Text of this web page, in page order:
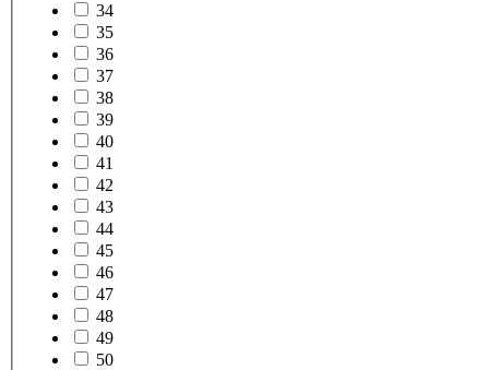
34
35
36
37
38
39
40
41
42
43
44
45
46
47
48
49
50